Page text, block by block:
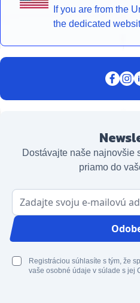
If you are from the
the dedicated
Dostávajte naše najnovšie
priamo do
E-mailová adresa
Registráciou súhlasíte s tým, že
vaše osobné údaje v súlade s jej